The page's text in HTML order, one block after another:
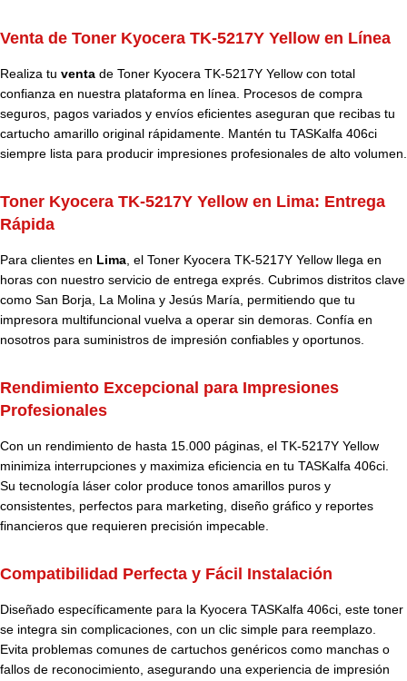
Venta de Toner Kyocera TK-5217Y Yellow en Línea
Realiza tu venta de Toner Kyocera TK-5217Y Yellow con total
confianza en nuestra plataforma en línea. Procesos de compra
seguros, pagos variados y envíos eficientes aseguran que recibas tu
cartucho amarillo original rápidamente. Mantén tu TASKalfa 406ci
siempre lista para producir impresiones profesionales de alto volumen.
Toner Kyocera TK-5217Y Yellow en Lima: Entrega
Rápida
Para clientes en Lima, el Toner Kyocera TK-5217Y Yellow llega en
horas con nuestro servicio de entrega exprés. Cubrimos distritos clave
como San Borja, La Molina y Jesús María, permitiendo que tu
impresora multifuncional vuelva a operar sin demoras. Confía en
nosotros para suministros de impresión confiables y oportunos.
Rendimiento Excepcional para Impresiones
Profesionales
Con un rendimiento de hasta 15.000 páginas, el TK-5217Y Yellow
minimiza interrupciones y maximiza eficiencia en tu TASKalfa 406ci.
Su tecnología láser color produce tonos amarillos puros y
consistentes, perfectos para marketing, diseño gráfico y reportes
financieros que requieren precisión impecable.
Compatibilidad Perfecta y Fácil Instalación
Diseñado específicamente para la Kyocera TASKalfa 406ci, este toner
se integra sin complicaciones, con un clic simple para reemplazo.
Evita problemas comunes de cartuchos genéricos como manchas o
fallos de reconocimiento, asegurando una experiencia de impresión